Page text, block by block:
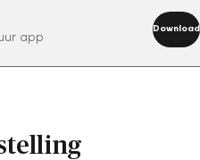
app
Download